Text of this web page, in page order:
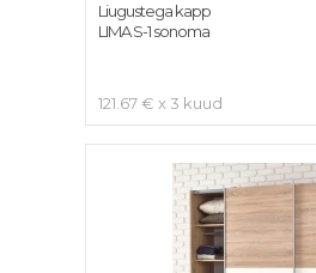
121.67 € x 3 kuud
Liugustega kapp
LIMA S-1 sonoma